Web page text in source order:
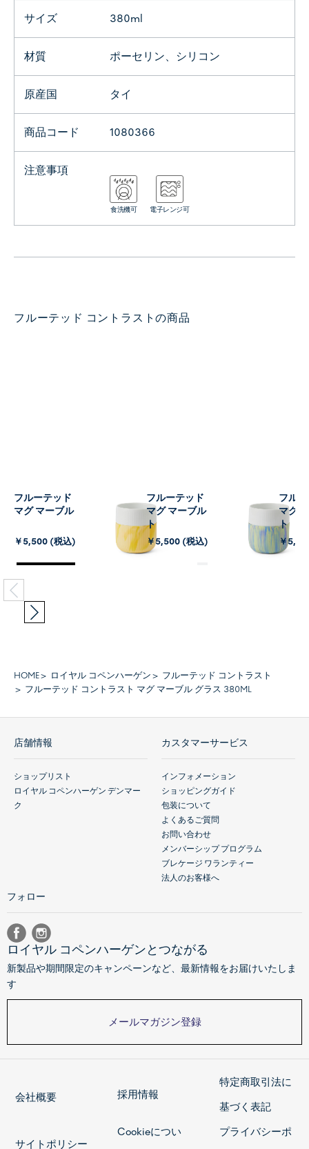
サイズ 380ml
材質 ポーセリン、シリコン
原産国 タイ
商品コード 1080366
注意事項
食洗機可 電子レンジ可
フルーテッド コントラストの商品
フルーテッド コントラスト
マグ マーブル ブライトサン
￥5,500 (税込)
フルーテッド コントラスト
マグ マーブル ノーザンライ
ト
￥5,500 (税込)
フル
マグ
ト
￥
HOME ロイヤル コペンハーゲン
フルーテッド コントラスト
フルーテッド コントラスト マグ マーブル グラス 380ML
店舗情報
ショップリスト
ロイヤル コペンハーゲン デンマー
ク
カスタマーサービス
インフォメーション
ショッピングガイド
包装について
よくあるご質問
お問い合わせ
メンバーシップ プログラム
ブレケージ ワランティー
法人のお客様へ
フォロー
ロイヤル コペンハーゲンとつながる
新製品や期間限定のキャンペーンなど、最新情報をお届けいたしま
す
メールマガジン登録
会社概要 採用情報
特定商取引法に
基づく表記
サイトポリシー
Cookieについ プライバシーポ